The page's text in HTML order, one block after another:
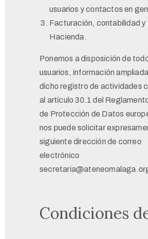
usuarios y contactos en
Facturación, contabilidad y
Hacienda.
Ponemos a disposición de
usuarios, información
dicho registro de actividades
al artículo 30.1 del
de Protección de Datos
nos puede solicitar
siguiente dirección de correo
electrónico
Condiciones